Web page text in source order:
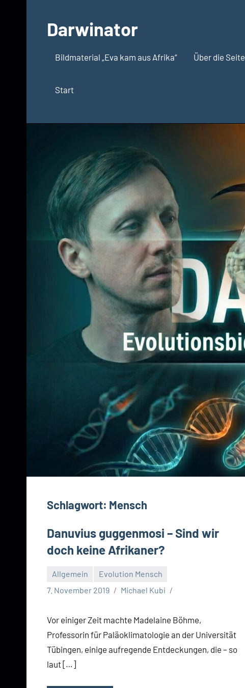
springenDarwinator
Evolutionsbiologie
Bildmaterial „Eva kam aus Afrika“ Über die Seite
Start
Schlagwort: Mensch
Danuvius guggenmosi – Sind wir
doch keine Afrikaner?
Allgemein
Evolution Mensch
7. November 2019
Michael Kubi
Vor einiger Zeit machte Madelaine Böhme,
Professorin für Paläoklimatologie an der Universität
Tübingen, einige aufregende Entdeckungen, die – so
laut […]